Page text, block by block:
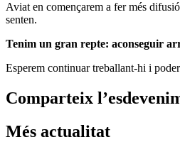
Aviat en començarem a fer més
senten.
Tenim un gran repte: aconseguir
Esperem continuar treballant-hi i
Comparteix
Més actualitat